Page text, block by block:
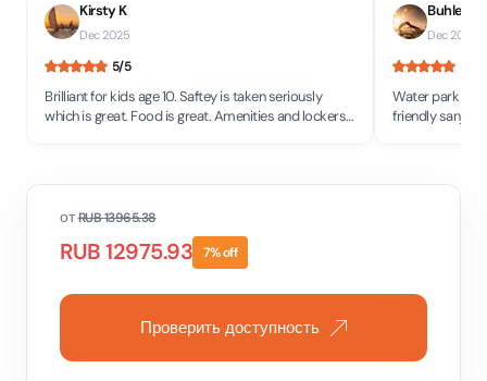
Kirsty K
Dec 2025
5/5
Brilliant for kids age 10. Saftey is taken seriously
which is great. Food is great. Amenities and lockers
Dec 2025
Water park
friendly sanjog and sapana were very nice at the
отRUB13965.38
RUB12975.93 7% off
Проверить доступность